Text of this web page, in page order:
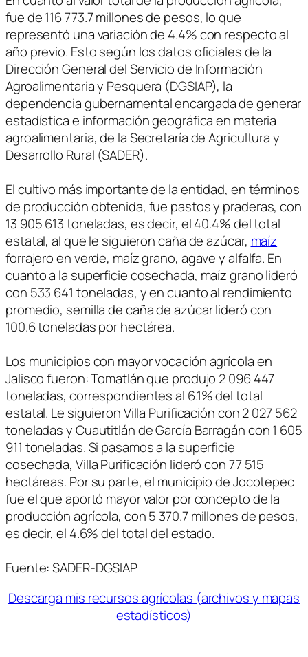
fue de 116 773.7 millones de pesos, lo que
representó una variación de 4.4% con respecto al
año previo. Esto según los datos oficiales de la
Dirección General del Servicio de Información
Agroalimentaria y Pesquera (DGSIAP), la
dependencia gubernamental encargada de generar
estadística e información geográfica en materia
agroalimentaria, de la Secretaría de Agricultura y
Desarrollo Rural (SADER).
El cultivo más importante de la entidad, en términos
de producción obtenida, fue pastos y praderas, con
13 905 613 toneladas, es decir, el 40.4% del total
estatal, al que le siguieron caña de azúcar, maíz
forrajero en verde, maíz grano, agave y alfalfa. En
cuanto a la superficie cosechada, maíz grano lideró
con 533 641 toneladas, y en cuanto al rendimiento
promedio, semilla de caña de azúcar lideró con
100.6 toneladas por hectárea.
Los municipios con mayor vocación agrícola en
Jalisco fueron: Tomatlán que produjo 2 096 447
toneladas, correspondientes al 6.1% del total
estatal. Le siguieron Villa Purificación con 2 027 562
toneladas y Cuautitlán de García Barragán con 1 605
911 toneladas. Si pasamos a la superficie
cosechada, Villa Purificación lideró con 77 515
hectáreas. Por su parte, el municipio de Jocotepec
fue el que aportó mayor valor por concepto de la
producción agrícola, con 5 370.7 millones de pesos,
es decir, el 4.6% del total del estado.
Fuente: SADER-DGSIAP
Descarga mis recursos agrícolas (archivos y mapas
estadísticos)